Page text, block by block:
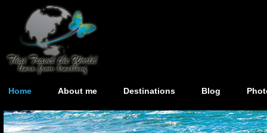
Home About me Destinations Blog